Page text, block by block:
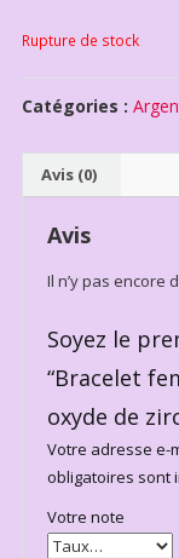
Rupture de stock
Catégories :
Avis (0)
Avis
Il n’y pas encore
Soyez le
“Bracelet
oxyde de
Votre adresse e-
obligatoires sont
Votre note